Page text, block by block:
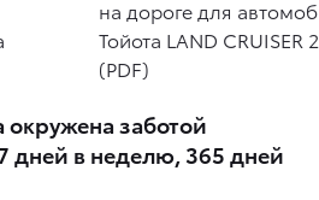
на дороге для
Тойота LAND CRUISER
(PDF)
окружена заботой
дней в неделю, 365 дней